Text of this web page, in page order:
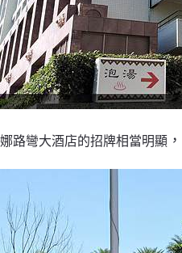
娜路彎大酒店的招牌相當明顯 ，